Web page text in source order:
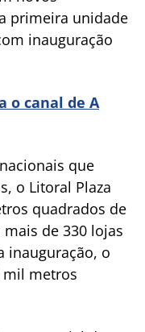
primeira unidade
inauguração
o canal de A
que
o Litoral Plaza
quadrados de
mais de 330 lojas
inauguração, o
mil metros